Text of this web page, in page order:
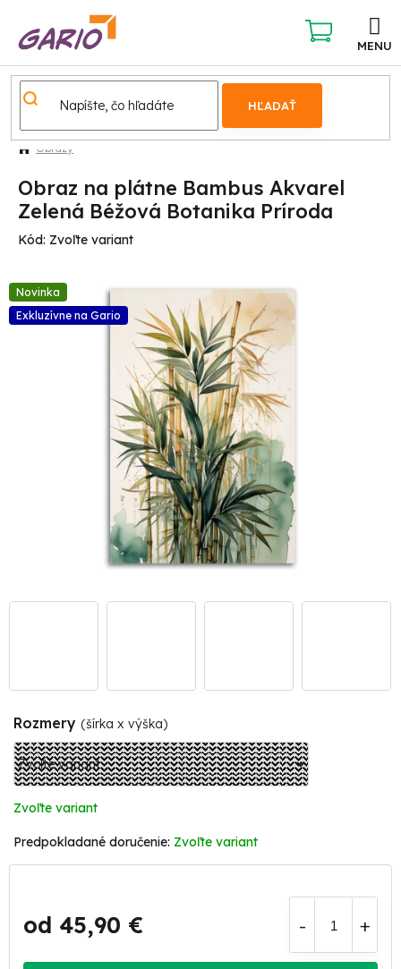
obsah
HĽADAŤ
NÁKUPNÝ
KOŠÍK
Obrazy
Obraz na plátne Bambus Akvarel
Zelená Béžová Botanika Príroda
Kód: Zvoľte variant
Novinka
Exkluzívne na Gario
Rozmery (šírka x výška)
Zvoľte variant
Zvoľte variant
od 45,90 €
Jednotková
cena: